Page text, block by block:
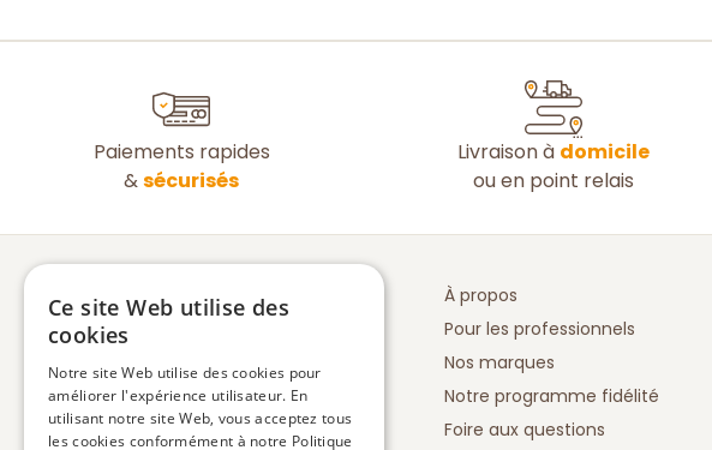
Paiements rapides
&sécurisés
Livraison à domicile
ou en point relais
À propos
Pour les professionnels
Nos marques
Notre programme fidélité
Foire aux questions
Ce site Web utilise des
cookies
Notre site Web utilise des cookies pour
améliorer l'expérience utilisateur. En
utilisant notre site Web, vous acceptez tous
les cookies conformément à notre Politique